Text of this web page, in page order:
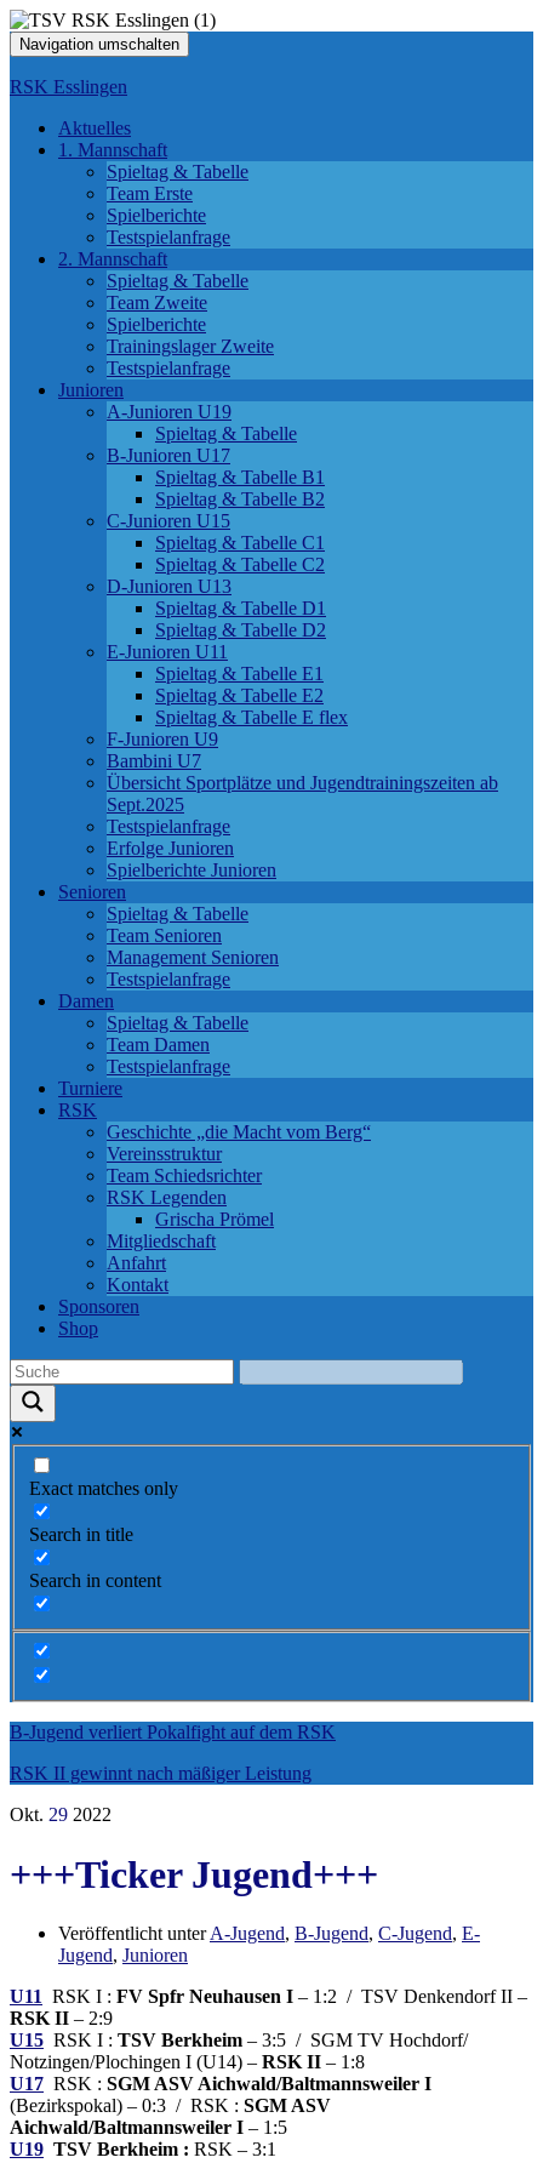
Navigation umschalten
RSK Esslingen
Aktuelles
1. Mannschaft
Spieltag & Tabelle
Team Erste
Spielberichte
Testspielanfrage
2. Mannschaft
Spieltag & Tabelle
Team Zweite
Spielberichte
Trainingslager Zweite
Testspielanfrage
Junioren
A-Junioren U19
Spieltag & Tabelle
B-Junioren U17
Spieltag & Tabelle B1
Spieltag & Tabelle B2
C-Junioren U15
Spieltag & Tabelle C1
Spieltag & Tabelle C2
D-Junioren U13
Spieltag & Tabelle D1
Spieltag & Tabelle D2
E-Junioren U11
Spieltag & Tabelle E1
Spieltag & Tabelle E2
Spieltag & Tabelle E flex
F-Junioren U9
Bambini U7
Übersicht Sportplätze und Jugendtrainingszeiten ab
Sept.2025
Testspielanfrage
Erfolge Junioren
Spielberichte Junioren
Senioren
Spieltag & Tabelle
Team Senioren
Management Senioren
Testspielanfrage
Damen
Spieltag & Tabelle
Team Damen
Testspielanfrage
Turniere
RSK
Geschichte „die Macht vom Berg“
Vereinsstruktur
Team Schiedsrichter
RSK Legenden
Grischa Prömel
Mitgliedschaft
Anfahrt
Kontakt
Sponsoren
Shop
Exact matches only
Search in title
Search in content
B-Jugend verliert Pokalfight auf dem RSK
RSK II gewinnt nach mäßiger Leistung
Okt. 29 2022
+++Ticker Jugend+++
Veröffentlicht unterA-Jugend, B-Jugend, C-Jugend, E-
Jugend, Junioren
U11 RSK I : FV Spfr Neuhausen I – 1:2 / TSV Denkendorf II –
RSK II – 2:9
U15 RSK I : TSV Berkheim – 3:5 / SGM TV Hochdorf/​
Notzingen/​Plochingen I (U14) – RSK II – 1:8
U17 RSK : SGM ASV Aichwald/Baltmannsweiler I
(Bezirkspokal) – 0:3 / RSK : SGM ASV
Aichwald/Baltmannsweiler I – 1:5
U19 TSV Berkheim : RSK – 3:1